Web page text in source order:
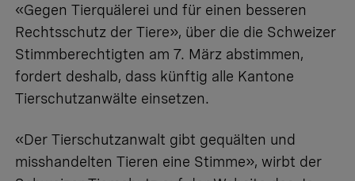
«Gegen Tierquälerei und für einen besseren
Rechtsschutz der Tiere», über die die Schweizer
Stimmberechtigten am 7. März abstimmen,
fordert deshalb, dass künftig alle Kantone
Tierschutzanwälte einsetzen.
«Der Tierschutzanwalt gibt gequälten und
misshandelten Tieren eine Stimme», wirbt der